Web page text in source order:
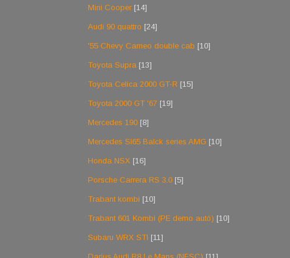
Mini Cooper [14]
Audi 90 quattro [24]
'55 Chevy Cameo double cab [10]
Toyota Supra [13]
Toyota Celica 2000 GT-R [15]
Toyota 2000 GT '67 [19]
Mercedes 190 [8]
Mercedes Sl65 Balck series AMG [10]
Honda NSX [16]
Porsche Carrera RS 3.0 [5]
Trabant kombi [10]
Trabant 601 Kombi (PE demo autó) [10]
Subaru WRX STI [11]